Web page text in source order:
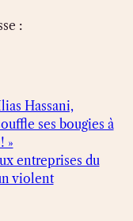
:
Hassani,
ses bougies à
»
entreprises du
violent